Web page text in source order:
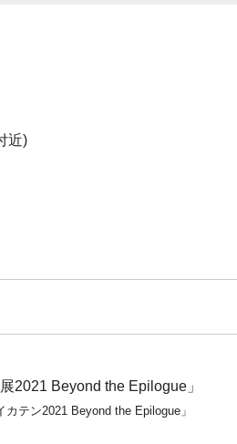
近)
2021 Beyond the Epilogue」
テン2021 Beyond the Epilogue」